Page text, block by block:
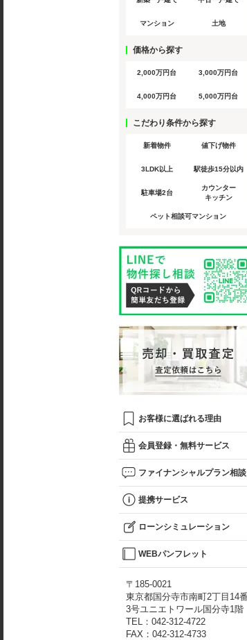
マンション 土地
価格から探す
2,000万円台 3,000万円台
4,000万円台 5,000万円台
こだわり条件から探す
新着物件 値下げ物件
3LDK以上 駅徒歩15分以内
駐車場2台
カウンター
キッチン
ペット相談可マンション
お客様に選ばれる理由
会員登録・無料サービス
ファイナンシャルプラン相談
提携サービス
ローンシミュレーション
WEBパンフレット
〒185-0021
東京都国分寺市南町2丁目14番
3号ユニエトワール国分寺1階
TEL：042-312-4722
FAX：042-312-4733